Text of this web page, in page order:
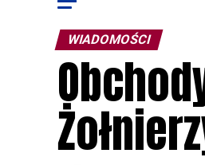
WIADOMOŚCI